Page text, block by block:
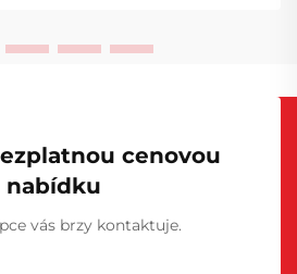
cenovou
nabídku
vás brzy kontaktuje.